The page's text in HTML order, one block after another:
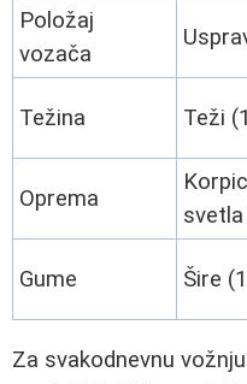
Položaj
vozača
Težina Teži
Oprema
svetla
Gume Šire
Za svakodnevnu